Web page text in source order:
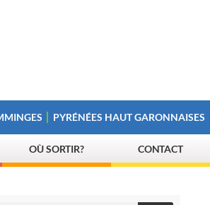
PYRÉNÉES HAUT GARONNAISES
OÙ SORTIR? CONTACT